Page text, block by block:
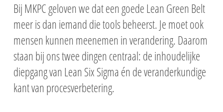
Bij MKPC geloven we dat een goede Lean Green Belt
meer is dan iemand die tools beheerst. Je moet ook
mensen kunnen meenemen in verandering. Daarom
staan bij ons twee dingen centraal: de inhoudelijke
diepgang van Lean Six Sigma én de veranderkundige
kant van procesverbetering.